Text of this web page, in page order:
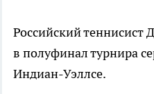
Российский
в полуфинал турнира
Индиан-Уэллсе.